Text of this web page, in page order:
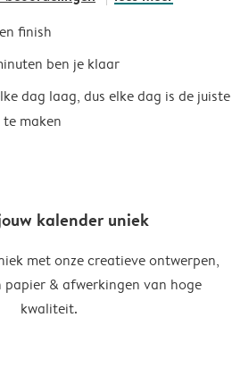
finish
ben je klaar
dag laag, dus elke dag is de juiste
maken
kalender uniek
met onze creatieve ontwerpen,
papier & afwerkingen van hoge
kwaliteit.